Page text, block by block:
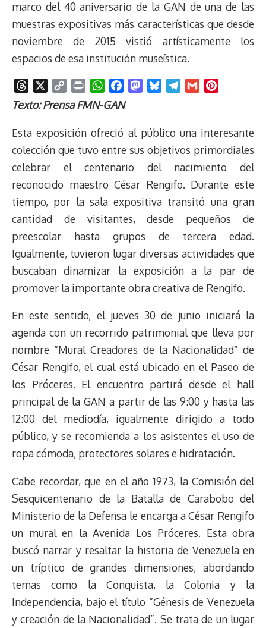
marco del 40 aniversario de la GAN de una de las
muestras expositivas más características que desde
noviembre de 2015 vistió artísticamente los
espacios de esa institución museística.
h
e
d
s
o
y
i
n
k
r
W
h
t
A
p
p
a
o
o
k
M
t
o
d
o
e
k
y
e
r
a
m
i
t
r
e
s
t
Texto: Prensa FMN-GAN
Esta exposición ofreció al público una interesante
colección que tuvo entre sus objetivos primordiales
celebrar el centenario del nacimiento del
reconocido maestro César Rengifo. Durante este
tiempo, por la sala expositiva transitó una gran
cantidad de visitantes, desde pequeños de
preescolar hasta grupos de tercera edad.
Igualmente, tuvieron lugar diversas actividades que
buscaban dinamizar la exposición a la par de
promover la importante obra creativa de Rengifo.
En este sentido, el jueves 30 de junio iniciará la
agenda con un recorrido patrimonial que lleva por
nombre “Mural Creadores de la Nacionalidad” de
César Rengifo, el cual está ubicado en el Paseo de
los Próceres. El encuentro partirá desde el hall
principal de la GAN a partir de las 9:00 y hasta las
12:00 del mediodía, igualmente dirigido a todo
público, y se recomienda a los asistentes el uso de
ropa cómoda, protectores solares e hidratación.
Cabe recordar, que en el año 1973, la Comisión del
Sesquicentenario de la Batalla de Carabobo del
Ministerio de la Defensa le encarga a César Rengifo
un mural en la Avenida Los Próceres. Esta obra
buscó narrar y resaltar la historia de Venezuela en
un tríptico de grandes dimensiones, abordando
temas como la Conquista, la Colonia y la
Independencia, bajo el título “Génesis de Venezuela
y creación de la Nacionalidad”. Se trata de un lugar